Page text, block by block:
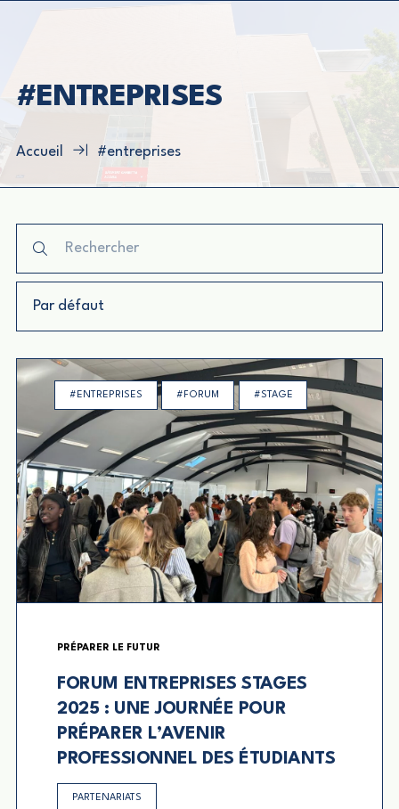
#ENTREPRISES
Accueil #entreprises
#ENTREPRISES #FORUM #STAGE
PRÉPARER LE FUTUR
FORUM ENTREPRISES STAGES
2025 : UNE JOURNÉE POUR
PRÉPARER L’AVENIR
PROFESSIONNEL DES ÉTUDIANTS
PARTENARIATS